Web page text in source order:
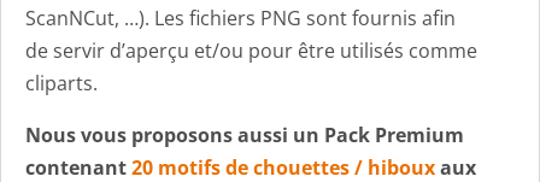
ScanNCut, …). Les fichiers PNG sont fournis afin
de servir d’aperçu et/ou pour être utilisés comme
cliparts.
Nous vous proposons aussi un Pack Premium
contenant20 motifs de chouettes / hibouxaux